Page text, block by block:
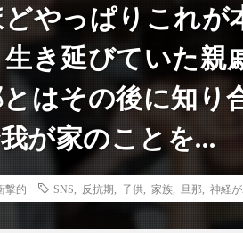
どやっぱりこれ
生き延びていた親
はその後に知り
が家のことを…
撃的 SNS 反抗期 子供 家族 旦那 神経が